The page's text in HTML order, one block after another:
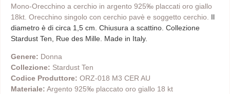
Mono-Orecchino a cerchio in argento 925‰ placcati oro giallo
18kt. Orecchino singolo con cerchio pavè e soggetto cerchio. Il
diametro è di circa 1,5 cm. Chiusura a scattino. Collezione
Stardust Ten, Rue des Mille. Made in Italy.
Genere: Donna
Collezione: Stardust Ten
Codice Produttore: ORZ-018 M3 CER AU
Materiale: Argento 925‰ placcato oro giallo 18 kt